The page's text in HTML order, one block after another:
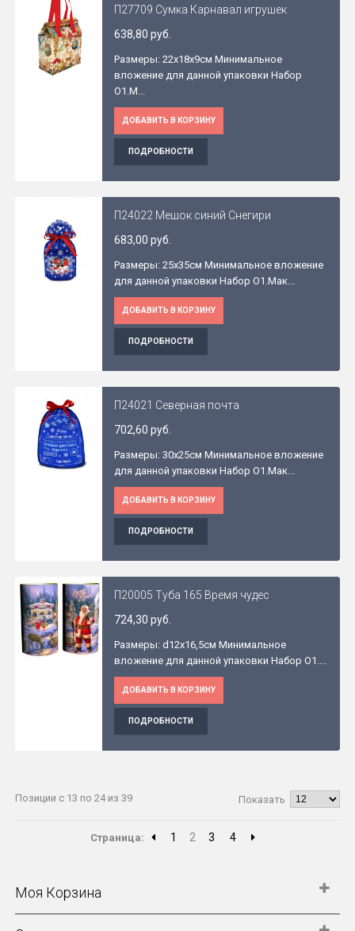
П27709 Сумка Карнавал игрушек
638,80 руб.
Размеры: 22x18x9см Минимальное
вложение для данной упаковки Набор
O1.М...
ДОБАВИТЬ В КОРЗИНУ
ПОДРОБНОСТИ
П24022 Мешок синий Снегири
683,00 руб.
Размеры: 25x35см Минимальное вложение
для данной упаковки Набор O1.Мак...
ДОБАВИТЬ В КОРЗИНУ
ПОДРОБНОСТИ
П24021 Северная почта
702,60 руб.
Размеры: 30x25см Минимальное вложение
для данной упаковки Набор O1.Мак...
ДОБАВИТЬ В КОРЗИНУ
ПОДРОБНОСТИ
П20005 Туба 165 Время чудес
724,30 руб.
Размеры: d12х16,5см Минимальное
вложение для данной упаковки Набор O1....
ДОБАВИТЬ В КОРЗИНУ
ПОДРОБНОСТИ
Позиции с 13 по 24 из 39 Показать
Страница: 1 2 3 4
Моя Корзина